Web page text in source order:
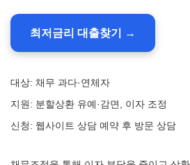
최저금리 대출찾기 →
대상: 채무 과다·연체자
지원: 분할상환 유예·감면, 이자 조정
신청: 웹사이트 상담 예약 후 방문 상담